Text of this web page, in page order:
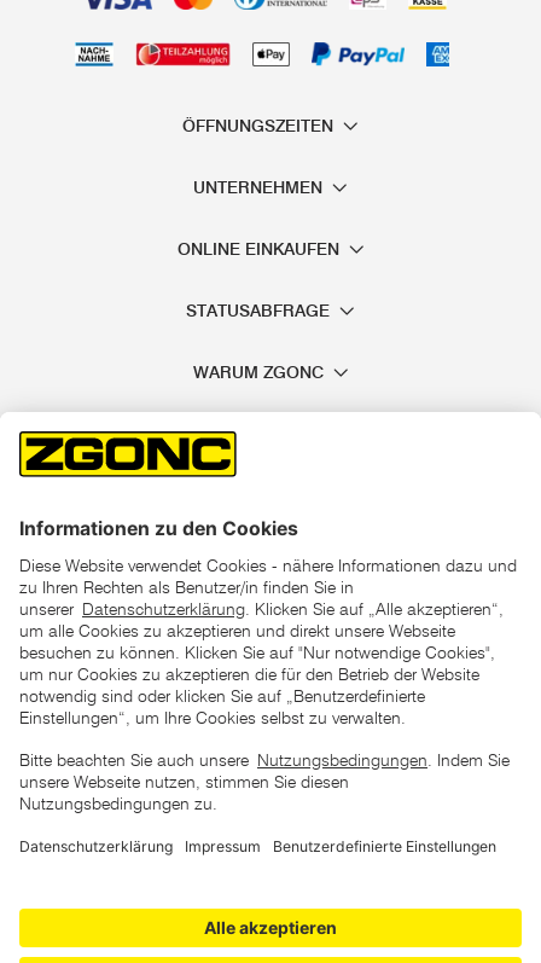
ÖFFNUNGSZEITEN
UNTERNEHMEN
ONLINE EINKAUFEN
STATUSABFRAGE
WARUM ZGONC
*der "statt"-Preis ist der niedrigste von uns in den letzten 30
Tagen vor Beginn dieser Aktion verlangte Preis
unter den UVP Preisen auf dieser Website sind die
zu verstehen
Copyright © 2026 ZGONC. Alle Rechte vorbehalten.